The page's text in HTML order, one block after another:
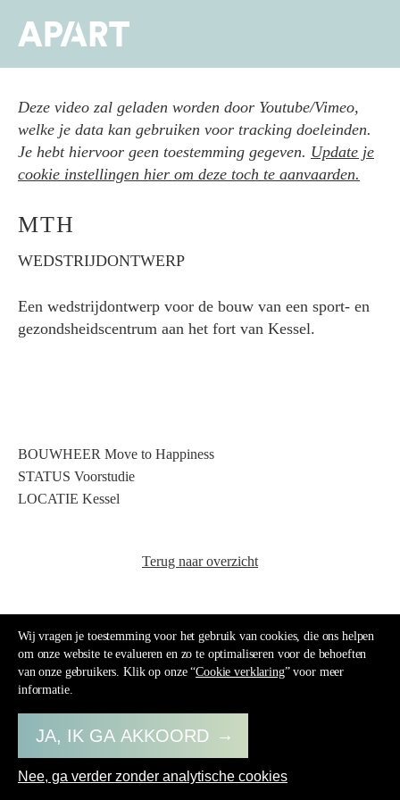
Wij vragen je toestemming voor het gebruik van cookies, die ons helpen
om onze website te evalueren en zo te optimaliseren voor de behoeften
van onze gebruikers. Klik op onze “Cookie verklaring” voor meer
informatie.
JA, IK GA AKKOORD
Nee, ga verder zonder analytische cookies
inhoud
Deze video zal geladen worden door Youtube/Vimeo,
welke je data kan gebruiken voor tracking doeleinden.
Je hebt hiervoor geen toestemming gegeven. Update je
cookie instellingen hier om deze toch te aanvaarden.
MTH
WEDSTRIJDONTWERP
Een wedstrijdontwerp voor de bouw van een sport- en
gezondsheidscentrum aan het fort van Kessel.
BOUWHEER Move to Happiness
STATUS Voorstudie
LOCATIE Kessel
Terug naar overzicht
© 2026 AP/ART
MENU
Facebook Instagram Disclaimer